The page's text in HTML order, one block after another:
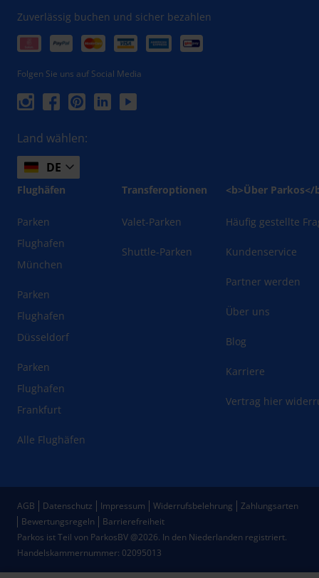
Zuverlässig buchen und sicher bezahlen
Folgen Sie uns auf Social Media
Land wählen:
DE
Flughäfen
Parken
Flughafen
München
Parken
Flughafen
Düsseldorf
Parken
Flughafen
Frankfurt
Alle Flughäfen
Transferoptionen
Valet-Parken
Shuttle-Parken
<b>Über Parkos</
Häufig gestellte
Kundenservice
Partner werden
Über uns
Blog
Karriere
Vertrag hier
Parkos ist Teil von ParkosBV @2026. In den Niederlanden registriert.
Handelskammernummer: 02095013
AGB Datenschutz Impressum Widerrufsbelehrung
Zahlungsarten
Bewertungsregeln
Barrierefreiheit